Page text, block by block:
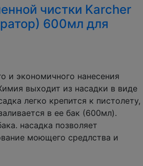
чистки Karcher
600мл для
и экономичного нанесения
выходит из насадки в виде
легко крепится к пистолету,
в ее бак (600мл).
насадка позволяет
моющего средлства и